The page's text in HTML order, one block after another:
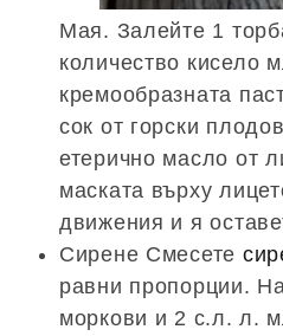
Мая. Залейте 1
количество кисело
кремообразната
сок от горски
етерично масло от
маската върху
движения и я
Сирене Смесете
равни пропорции.
моркови и 2 с.л. л.